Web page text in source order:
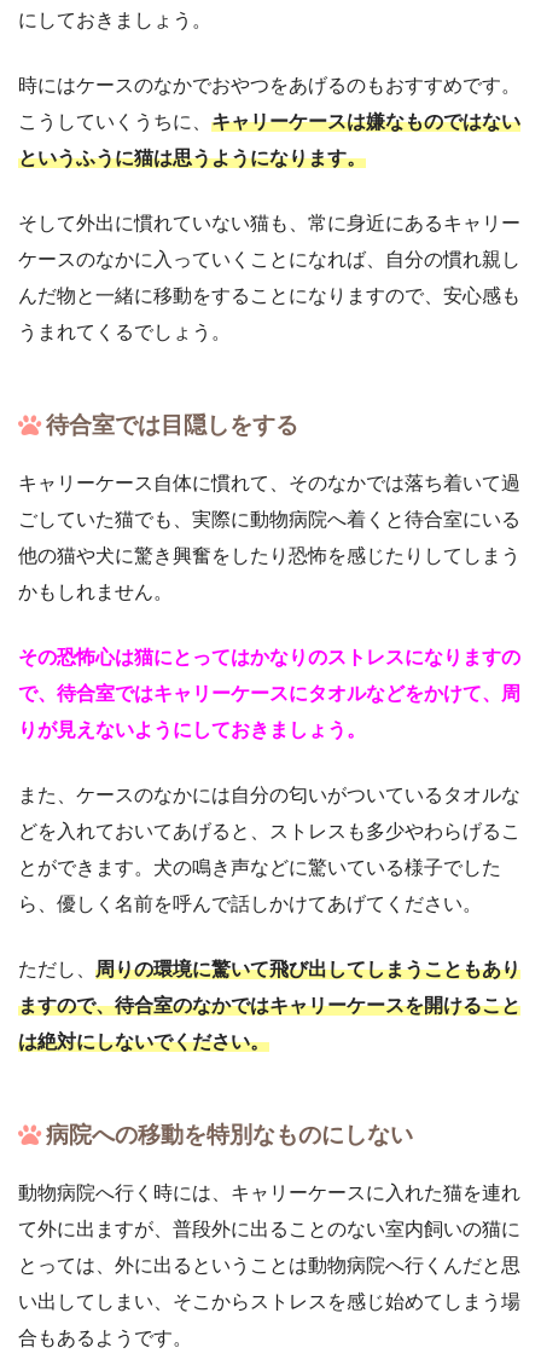
にしておきましょう。
時にはケースのなかでおやつをあげるのもおすすめです。
こうしていくうちに、 キャリーケースは嫌なものではない
というふうに猫は思うようになります。
そして外出に慣れていない猫も、常に身近にあるキャリー
ケースのなかに入っていくことになれば、自分の慣れ親し
んだ物と一緒に移動をすることになりますので、安心感も
うまれてくるでしょう。
待合室では目隠しをする
キャリーケース自体に慣れて、そのなかでは落ち着いて過
ごしていた猫でも、実際に動物病院へ着くと待合室にいる
他の猫や犬に驚き興奮をしたり恐怖を感じたりしてしまう
かもしれません。
その恐怖心は猫にとってはかなりのストレスになりますの
で、待合室ではキャリーケースにタオルなどをかけて、周
りが見えないようにしておきましょう。
また、ケースのなかには自分の匂いがついているタオルな
どを入れておいてあげると、ストレスも多少やわらげるこ
とができます。犬の鳴き声などに驚いている様子でした
ら、優しく名前を呼んで話しかけてあげてください。
ただし、 周りの環境に驚いて飛び出してしまうこともあり
ますので、待合室のなかではキャリーケースを開けること
は絶対にしないでください。
病院への移動を特別なものにしない
動物病院へ行く時には、キャリーケースに入れた猫を連れ
て外に出ますが、普段外に出ることのない室内飼いの猫に
とっては、外に出るということは動物病院へ行くんだと思
い出してしまい、そこからストレスを感じ始めてしまう場
合もあるようです。